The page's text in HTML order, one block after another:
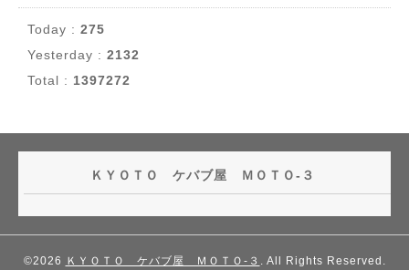
Today : 275
Yesterday : 2132
Total : 1397272
ＫＹＯＴＯ ケバブ屋 ＭＯＴＯ-３
©2026 ＫＹＯＴＯ ケバブ屋 ＭＯＴＯ-３ . All Rights Reserved.